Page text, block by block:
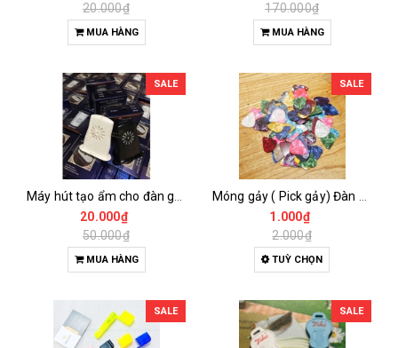
20.000₫
MUA HÀNG
170.000₫
MUA HÀNG
SALE
20.000₫
50.000₫
MUA HÀNG
SALE
1.000₫
2.000₫
TUỲ CHỌN
SALE SALE